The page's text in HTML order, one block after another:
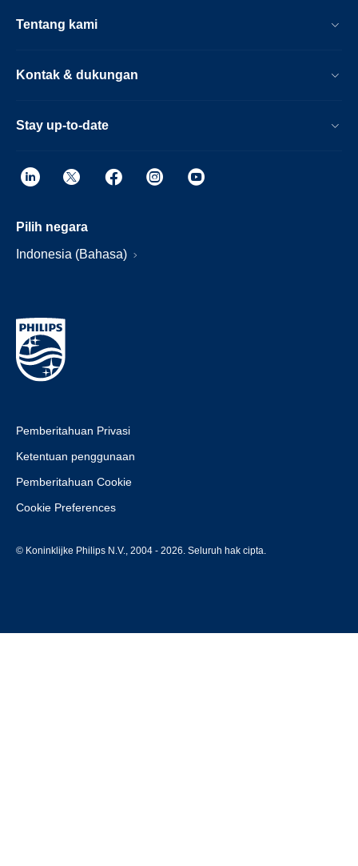
Tentang kami
Kontak & dukungan
Stay up-to-date
Pilih negara
Indonesia (Bahasa)
Pemberitahuan Privasi
Ketentuan penggunaan
Pemberitahuan Cookie
Cookie Preferences
© Koninklijke Philips N.V., 2004 - 2026. Seluruh hak cipta.